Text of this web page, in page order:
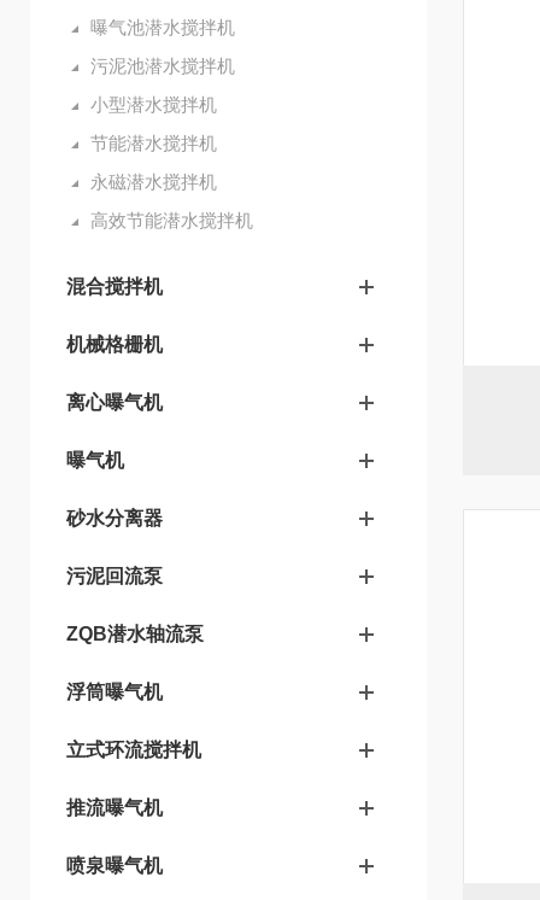
曝气池潜水搅拌机
污泥池潜水搅拌机
小型潜水搅拌机
节能潜水搅拌机
永磁潜水搅拌机
高效节能潜水搅拌机
混合搅拌机
机械格栅机
离心曝气机
曝气机
砂水分离器
污泥回流泵
ZQB潜水轴流泵
浮筒曝气机
立式环流搅拌机
推流曝气机
喷泉曝气机